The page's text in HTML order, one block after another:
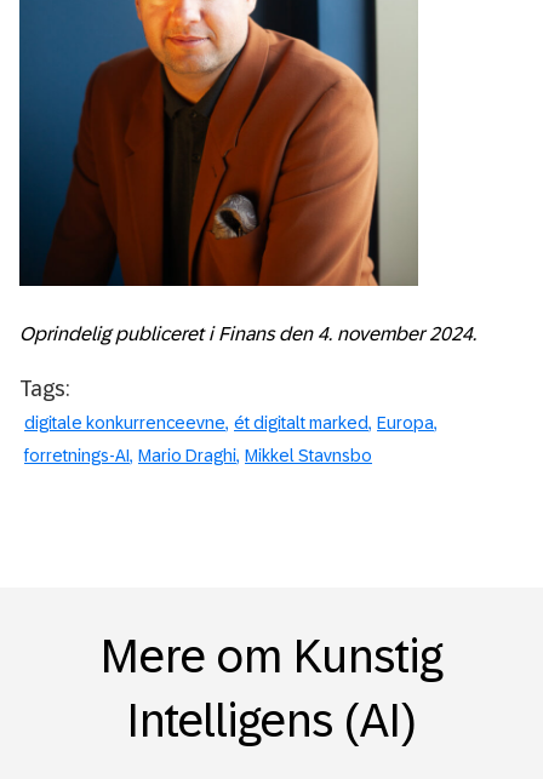
Oprindelig publiceret i Finans den 4. november2024.
Tags:
digitale konkurrenceevne ét digitalt marked Europa
forretnings-AI Mario Draghi Mikkel Stavnsbo
Mere om Kunstig
Intelligens (AI)